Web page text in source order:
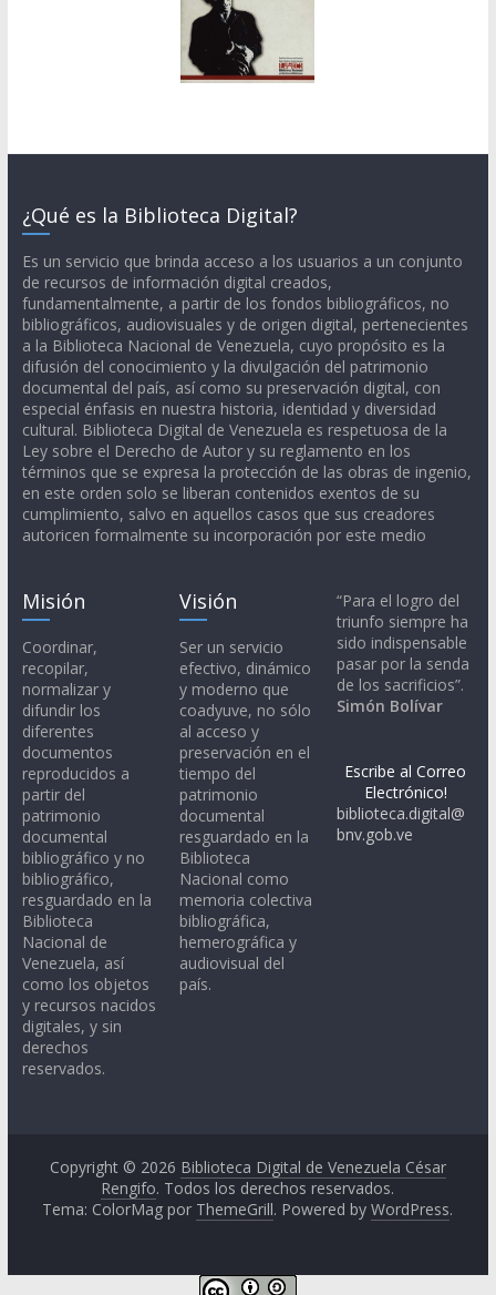
¿Qué es la Biblioteca Digital?
Es un servicio que brinda acceso a los usuarios a un conjunto
de recursos de información digital creados,
fundamentalmente, a partir de los fondos bibliográficos, no
bibliográficos, audiovisuales y de origen digital, pertenecientes
a la Biblioteca Nacional de Venezuela, cuyo propósito es la
difusión del conocimiento y la divulgación del patrimonio
documental del país, así como su preservación digital, con
especial énfasis en nuestra historia, identidad y diversidad
cultural. Biblioteca Digital de Venezuela es respetuosa de la
Ley sobre el Derecho de Autor y su reglamento en los
términos que se expresa la protección de las obras de ingenio,
en este orden solo se liberan contenidos exentos de su
cumplimiento, salvo en aquellos casos que sus creadores
autoricen formalmente su incorporación por este medio
Misión
Coordinar,
recopilar,
normalizar y
difundir los
diferentes
documentos
reproducidos a
partir del
patrimonio
documental
bibliográfico y no
bibliográfico,
resguardado en la
Biblioteca
Nacional de
Venezuela, así
como los objetos
y recursos nacidos
digitales, y sin
derechos
reservados.
Visión
Ser un servicio
efectivo, dinámico
y moderno que
coadyuve, no sólo
al acceso y
preservación en el
tiempo del
patrimonio
documental
resguardado en la
Biblioteca
Nacional como
memoria colectiva
bibliográfica,
hemerográfica y
audiovisual del
país.
“Para el logro del
triunfo siempre ha
sido indispensable
pasar por la senda
de los sacrificios”.
Simón Bolívar
Escribe al Correo
Electrónico!
biblioteca.digital@
bnv.gob.ve
Copyright © 2026 Biblioteca Digital de Venezuela César
Rengifo. Todos los derechos reservados.
Tema: ColorMag por ThemeGrill. Powered byWordPress.